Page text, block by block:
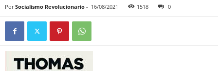
Por Socialismo Revolucionario - 16/08/2021 1518 0